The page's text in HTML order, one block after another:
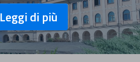
Leggi di più